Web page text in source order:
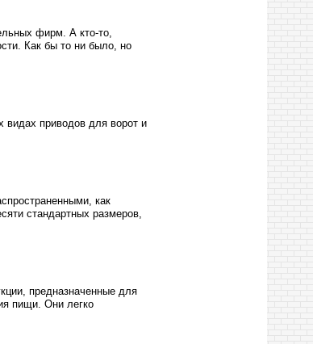
фирм. А кто-то,
Как бы то ни было, но
видах приводов для ворот и
как
стандартных размеров,
предназначенные для
пищи. Они легко